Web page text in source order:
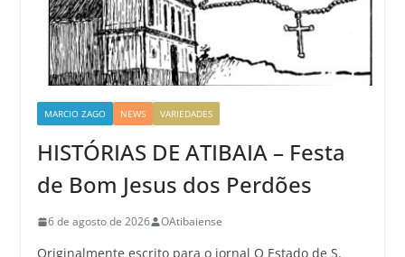
MARCIO ZAGO NEWS VARIEDADES
HISTÓRIAS DE ATIBAIA – Festa
de Bom Jesus dos Perdões
6 de agosto de 2026 OAtibaiense
Originalmente escrito para o jornal O Estado de S.